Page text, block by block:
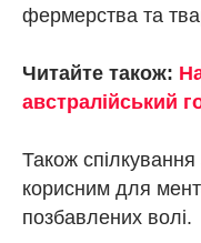
фермерства та
Читайте також:
австралійський
Також
корисним для
позбавлених волі.